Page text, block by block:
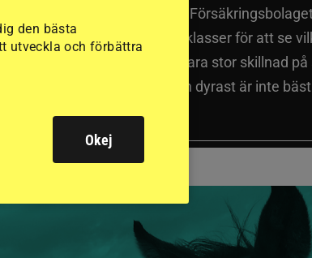
15 ridhjälmar i olika prisklasser för att se
säkraste. Det visar sig vara stor skillnad
de olika hjälmarna – och dyrast är inte
den bästa
utveckla och förbättra
Okej